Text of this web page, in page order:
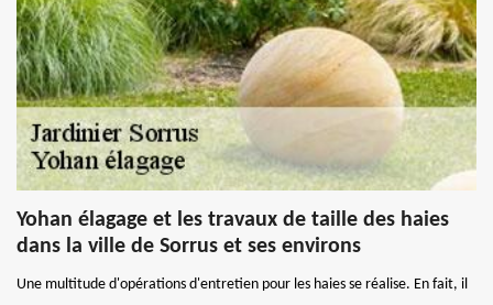
Yohan élagage et les travaux de taille des haies
dans la ville de Sorrus et ses environs
Une multitude d'opérations d'entretien pour les haies se réalise. En fait, il